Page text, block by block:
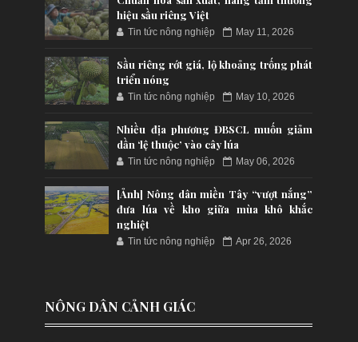
hiệu sầu riêng Việt
Tin tức nông nghiệp May 11, 2026
Sầu riêng rớt giá, lộ khoảng trống phát
triển nóng
Tin tức nông nghiệp May 10, 2026
Nhiều địa phương ĐBSCL muốn giảm
dần ‘lệ thuộc’ vào cây lúa
Tin tức nông nghiệp May 06, 2026
[Ảnh] Nông dân miền Tây “vượt nắng”
đưa lúa về kho giữa mùa khô khắc
nghiệt
Tin tức nông nghiệp Apr 26, 2026
NÔNG DÂN CẢNH GIÁC